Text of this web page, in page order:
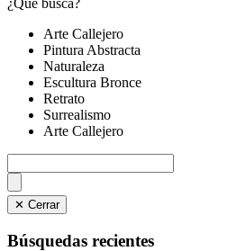
¿Qué busca?
Arte Callejero
Pintura Abstracta
Naturaleza
Escultura Bronce
Retrato
Surrealismo
Arte Callejero
✕ Cerrar
Búsquedas recientes